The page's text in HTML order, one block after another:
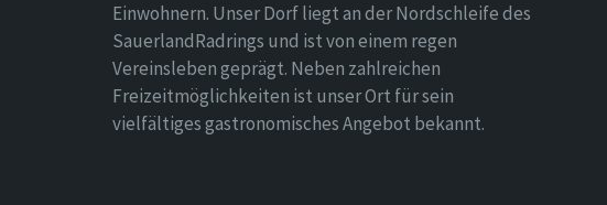
Einwohnern. Unser Dorf liegt an der Nordschleife des
SauerlandRadrings und ist von einem regen
Vereinsleben geprägt. Neben zahlreichen
Freizeitmöglichkeiten ist unser Ort für sein
vielfältiges gastronomisches Angebot bekannt.